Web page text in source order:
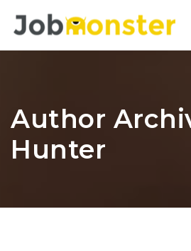
Author
Hunter